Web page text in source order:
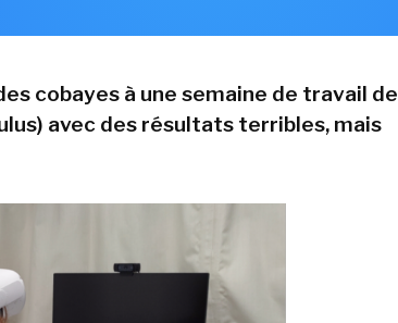
cobayes à une semaine de travail de
avec des résultats terribles, mais